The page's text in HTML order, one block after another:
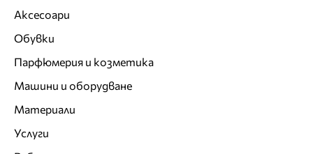
Аксесоари
Обувки
Парфюмерия и козметика
Машини и оборудване
Материали
Услуги